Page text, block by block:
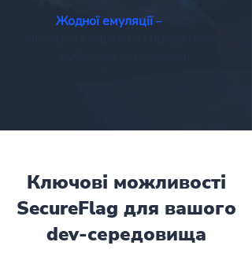
Жодної емуляції–
Ключові можливості
SecureFlag для вашого
dev-середовища